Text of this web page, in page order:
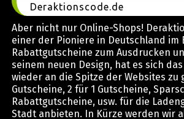
Deraktionscode.de
Aber nicht nur Online-Shops!
einer der Pioniere in Deutschland im
Rabattgutscheine zum Ausdrucken
seinem neuen Design, hat es sich
wieder an die Spitze der Websites zu
Gutscheine, 2 für 1 Gutscheine,
Rabattgutscheine, usw. für die
Stadt anbieten. In Kürze werden wir